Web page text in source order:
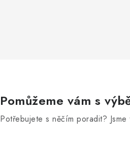
Pomůžeme vám s
Potřebujete s něčím poradit? Jsme